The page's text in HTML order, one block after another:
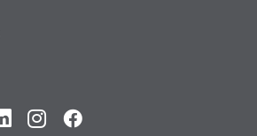
LinkedInInstagramFacebook
5e9dbeb1811c0446